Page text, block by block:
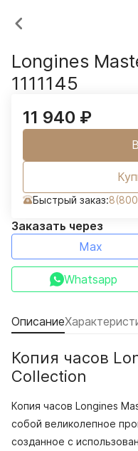
Longines
1111145
11 940 ₽
Быстрый заказ:
Заказать через
Max
Whatsapp
Описание
Копия часов
Collection
Копия часов Longines
собой великолепное
созданное с